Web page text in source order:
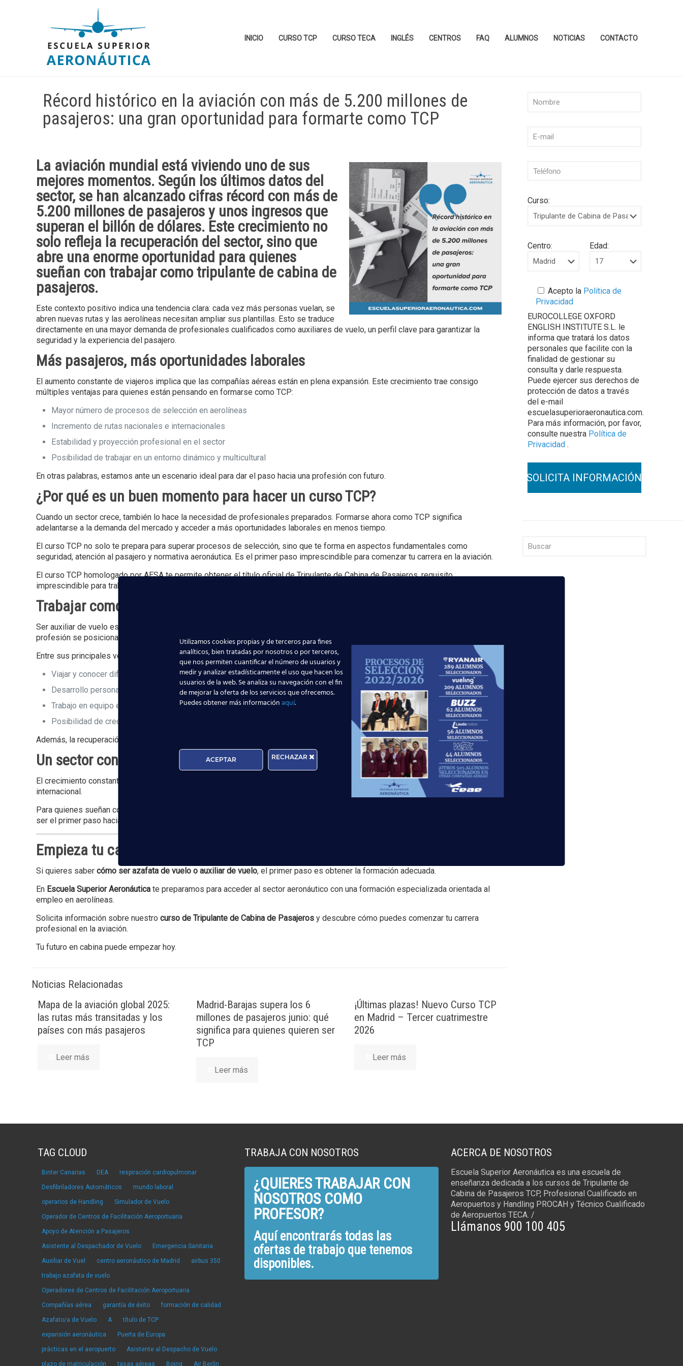
INICIO CURSO TCP CURSO TECA INGLÉS CENTROS FAQ ALUMNOS NOTICIAS CONTACTO
Récord histórico en la aviación con más de 5.200 millones de
pasajeros: una gran oportunidad para formarte como TCP
La aviación mundial está viviendo uno de sus
mejores momentos. Según los últimos datos del
sector, se han alcanzado cifras récord con más de
5.200 millones de pasajeros y unos ingresos que
superan el billón de dólares. Este crecimiento no
solo refleja la recuperación del sector, sino que
abre una enorme oportunidad para quienes
sueñan con trabajar como tripulante de cabina de
pasajeros.
Este contexto positivo indica una tendencia clara: cada vez más personas vuelan, se
abren nuevas rutas y las aerolíneas necesitan ampliar sus plantillas. Esto se traduce
directamente en una mayor demanda de profesionales cualificados como auxiliares de vuelo, un perfil clave para garantizar la
seguridad y la experiencia del pasajero.
Más pasajeros, más oportunidades laborales
El aumento constante de viajeros implica que las compañías aéreas están en plena expansión. Este crecimiento trae consigo
múltiples ventajas para quienes están pensando en formarse como TCP:
Mayor número de procesos de selección en aerolíneas
Incremento de rutas nacionales e internacionales
Estabilidad y proyección profesional en el sector
Posibilidad de trabajar en un entorno dinámico y multicultural
En otras palabras, estamos ante un escenario ideal para dar el paso hacia una profesión con futuro.
¿Por qué es un buen momento para hacer un curso TCP?
Cuando un sector crece, también lo hace la necesidad de profesionales preparados. Formarse ahora como TCP significa
adelantarse a la demanda del mercado y acceder a más oportunidades laborales en menos tiempo.
El curso TCP no solo te prepara para superar procesos de selección, sino que te forma en aspectos fundamentales como
seguridad, atención al pasajero y normativa aeronáutica. Es el primer paso imprescindible para comenzar tu carrera en la aviación.
El curso TCP homologado por AESA te permite obtener el título oficial de Tripulante de Cabina de Pasajeros, requisito
imprescindible para trabajar en aerolíneas nacionales e internacionales.
Trabajar como azafata de vuelo: una profesión en auge
Ser auxiliar de vuelo es mucho más que un trabajo: es una forma de vida. En el contexto actual de crecimiento del sector, esta
profesión se posiciona como una de las más atractivas para quienes buscan estabilidad y desarrollo profesional.
Entre sus principales ventajas destacan:
Viajar y conocer diferentes destinos
Desarrollo personal y profesional continuo
Trabajo en equipo en un entorno internacional
Posibilidad de crecimiento dentro de la aerolínea
Además, la recuperación y expansión del sector refuerzan la seguridad laboral en esta profesión.
Un sector con oportunidades para quienes quieren trabajar viajando
El crecimiento constante del tráfico aéreo demuestra que la aviación sigue siendo un sector dinámico y con gran proyección
internacional.
Para quienes sueñan con trabajar viajando y conocer diferentes culturas, convertirse en
ser el primer paso hacia una carrera profesional apasionante.
Empieza tu carrera como Tripulante de Cabina de Pasajeros
Si quieres sabercómo ser azafata de vuelo o auxiliar de vuelo, el primer paso es obtener la formación adecuada.
En Escuela Superior Aeronáutica te preparamos para acceder al sector aeronáutico con una formación especializada orientada al
empleo en aerolíneas.
Solicita información sobre nuestrocurso de Tripulante de Cabina de Pasajeros y descubre cómo puedes comenzar tu carrera
profesional en la aviación.
Tu futuro en cabina puede empezar hoy.
Noticias Relacionadas
Mapa de la aviación global 2025:
las rutas más transitadas y los
países con más pasajeros
Leer más
Madrid-Barajas supera los 6
millones de pasajeros junio: qué
significa para quienes quieren ser
TCP
Leer más
¡Últimas plazas! Nuevo Curso TCP
en Madrid – Tercer cuatrimestre
2026
Leer más
Curso:
Centro: Edad:
Acepto laPolítica de
Privacidad
EUROCOLLEGE OXFORD
ENGLISH INSTITUTE S.L. le
informa que tratará los datos
personales que facilite con la
finalidad de gestionar su
consulta y darle respuesta.
Puede ejercer sus derechos de
protección de datos a través
del e-mail
escuelasuperioraeronautica.com.
Para más información, por favor,
consulte nuestra Política de
Privacidad .
TAG CLOUD
Binter Canarias DEA respiración cardiopulmonar
Desfibriladores Automáticos mundo laboral
operarios de Handling Simulador de Vuelo
Operador de Centros de Facilitación Aeroportuaria
Apoyo de Atención a Pasajeros
Asistente al Despachador de Vuelo Emergencia Sanitaria
Auxiliar de Vuel centro aeronáutico de Madrid airbus 350
trabajo azafata de vuelo
Operadores de Centros de Facilitación Aeroportuaria
Compañías aérea garantía de éxito formación de calidad
Azafato/a de Vuelo A título de TCP
expansión aeronáutica Puerta de Europa
prácticas en el aeropuerto Asistente al Despacho de Vuelo
plazo de matriculación tasas aéreas Boing Air Berlín
TRABAJA CON NOSOTROS
¿QUIERES TRABAJAR CON
NOSOTROS COMO
PROFESOR?
Aquí encontrarás todas las
ofertas de trabajo que tenemos
disponibles.
ACERCA DE NOSOTROS
Escuela Superior Aeronáutica es una escuela de
enseñanza dedicada a los cursos de Tripulante de
Cabina de Pasajeros TCP, Profesional Cualificado en
Aeropuertos y Handling PROCAH y Técnico Cualificado
de Aeropuertos TECA. /
Llámanos 900 100 405
Utilizamos cookies propias y de terceros para fines
analíticos, bien tratadas por nosotros o por terceros,
que nos permiten cuantificar el número de usuarios y
medir y analizar estadísticamente el uso que hacen los
usuarios de la web. Se analiza su navegación con el fin
de mejorar la oferta de los servicios que ofrecemos.
Puedes obtener más informaciónaquí.
ACEPTAR RECHAZAR